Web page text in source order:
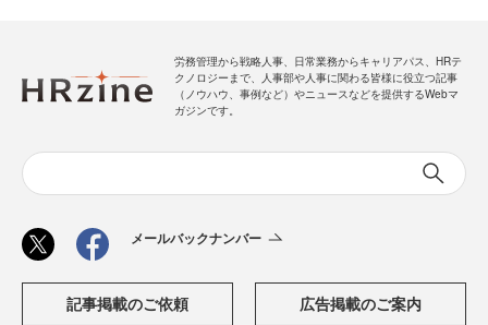
労務管理から戦略人事、日常業務からキャリアパス、HRテ
クノロジーまで、人事部や人事に関わる皆様に役立つ記事
（ノウハウ、事例など）やニュースなどを提供するWebマ
ガジンです。
メールバックナンバー
記事掲載のご依頼 広告掲載のご案内